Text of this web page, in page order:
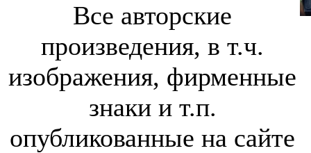
Все авторские
произведения, в т.ч.
изображения, фирменные
знаки и т.п.
опубликованные на сайте